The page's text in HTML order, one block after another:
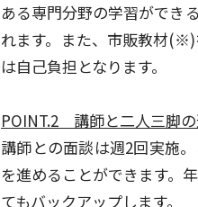
ある専門分野の学習ができ
れます。また、市販教材
は自己負担となります。
POINT.2 講師と二人三脚
講師との面談は週2回実施
を進めることができます。
てもバックアップします。